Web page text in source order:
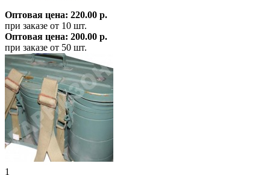
Оптовая цена: 220.00 р.
при заказе от 10 шт.
Оптовая цена: 200.00 р.
при заказе от 50 шт.
1